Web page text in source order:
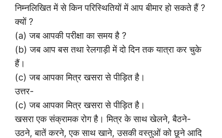
निम्नलिखित में से किन परिस्थितियों में आप बीमार हो सकते हैं ?
क्यों ?
(a) जब आपकी परीक्षा का समय है ?
(b) जब आप बस तथा रेलगाड़ी में दो दिन तक यात्रा कर चुके
हैं।
(c) जब आपका मित्र खसरा से पीड़ित है।
उत्तर-
(c) जब आपका मित्र खसरा से पीड़ित है।
खसरा एक संक्रामक रोग है। मित्र के साथ खेलने, बैठने-
उठने, बातें करने, एक साथ खाने, उसकी वस्तुओं को छूने आदि